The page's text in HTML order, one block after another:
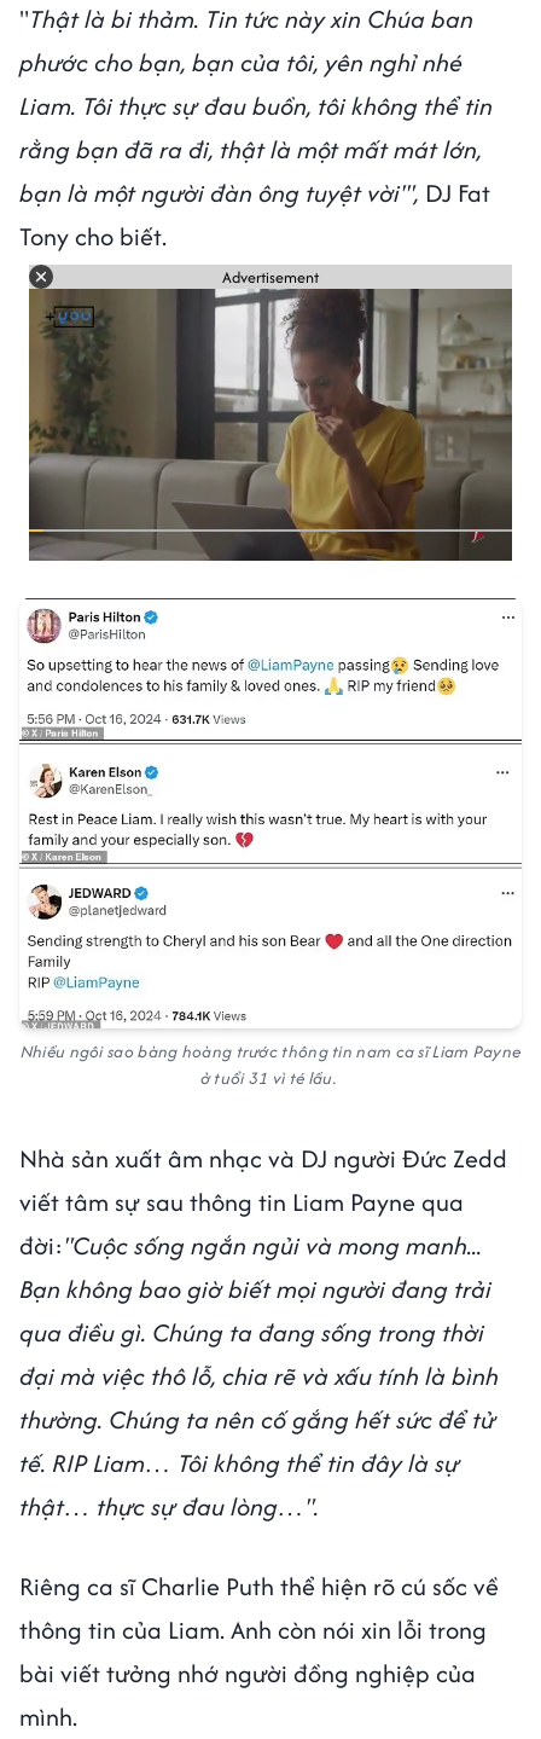
"Thật là bi thảm. Tin tức này xin Chúa ban
phước cho bạn, bạn của tôi, yên nghỉ nhé
Liam. Tôi thực sự đau buồn, tôi không thể tin
rằng bạn đã ra đi, thật là một mất mát lớn,
bạn là một người đàn ông tuyệt vời'", DJ Fat
Tony cho biết.
Advertisement
Nhiều ngôi sao bàng hoàng trước thông tin nam ca sĩ Liam Payne
ở tuổi 31 vì té lầu.
Nhà sản xuất âm nhạc và DJ người Đức Zedd
viết tâm sự sau thông tin Liam Payne qua
đời:"Cuộc sống ngắn ngủi và mong manh...
Bạn không bao giờ biết mọi người đang trải
qua điều gì. Chúng ta đang sống trong thời
đại mà việc thô lỗ, chia rẽ và xấu tính là bình
thường. Chúng ta nên cố gắng hết sức để tử
tế. RIP Liam… Tôi không thể tin đây là sự
thật… thực sự đau lòng…".
Riêng ca sĩ Charlie Puth thể hiện rõ cú sốc về
thông tin của Liam. Anh còn nói xin lỗi trong
bài viết tưởng nhớ người đồng nghiệp của
mình.